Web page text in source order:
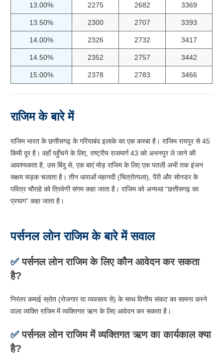
13.00% 2275 2682 3369
13.50% 2300 2707 3393
14.00% 2326 2732 3417
14.50% 2352 2757 3442
15.00% 2378 2783 3466
राजिम के बारे में
राजिम भारत के छत्तीसगढ़ के गरियाबंद इलाके का एक कस्बा है। राजिम रायपुर से 45
किमी दूर है। वहाँ पहुँचने के लिए, राष्ट्रीय राजमार्ग 43 को अभनपुर ले जाने की
आवश्यकता है; उस बिंदु से, एक बाएं मोड़ राजिम के लिए एक पतली अभी तक इंजन
सक्षम सड़क चलाता है। तीन धाराओं महानदी (चित्रोत्पला), पैरी और सोनडर के
पवित्र चौराहे को त्रिवेणी संगम कहा जाता है। राजिम को अन्यथा “छत्तीसगढ़ का
प्रयाग” कहा जाता है।
पर्सनल लोन राजिम के बारे में सवाल
✅पर्सनल लोन राजिम के लिए कौन आवेदन कर सकता
है?
निरंतर कमाई स्रोत (रोजगार या व्यवसाय से) के साथ वित्तीय संकट का सामना करने
वाला व्यक्ति राजिम में व्यक्तिगत ऋण के लिए आवेदन कर सकता है।
✅पर्सनल लोन राजिम में व्यक्तिगत ऋण का कार्यकाल क्या
है?